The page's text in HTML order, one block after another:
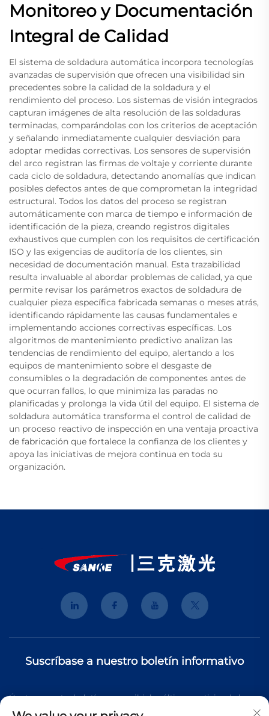
Monitoreo y Documentación
Integral de Calidad
El sistema de soldadura automática incorpora tecnologías
avanzadas de supervisión que ofrecen una visibilidad sin
precedentes sobre la calidad de la soldadura y el
rendimiento del proceso. Los sistemas de visión integrados
capturan imágenes de alta resolución de las soldaduras
terminadas, comparándolas con los criterios de aceptación
y señalando inmediatamente cualquier desviación para
adoptar medidas correctivas. Los sensores de supervisión
del arco registran las firmas de voltaje y corriente durante
cada ciclo de soldadura, detectando anomalías que indican
posibles defectos antes de que comprometan la integridad
estructural. Todos los datos del proceso se registran
automáticamente con marca de tiempo e información de
identificación de la pieza, creando registros digitales
exhaustivos que cumplen con los requisitos de certificación
ISO y las exigencias de auditoría de los clientes, sin
necesidad de documentación manual. Esta trazabilidad
resulta invaluable al abordar problemas de calidad, ya que
permite revisar los parámetros exactos de soldadura de
cualquier pieza específica fabricada semanas o meses atrás,
identificando rápidamente las causas fundamentales e
implementando acciones correctivas específicas. Los
algoritmos de mantenimiento predictivo analizan las
tendencias de rendimiento del equipo, alertando a los
equipos de mantenimiento sobre el desgaste de
consumibles o la degradación de componentes antes de
que ocurran fallos, lo que minimiza las paradas no
planificadas y prolonga la vida útil del equipo. El sistema de
soldadura automática transforma el control de calidad de
un proceso reactivo de inspección en una ventaja proactiva
de fabricación que fortalece la confianza de los clientes y
apoya las iniciativas de mejora continua en toda su
organización.
Suscríbase a nuestro boletín informativo
Únete a nuestro boletín para recibir las últimas noticias de la